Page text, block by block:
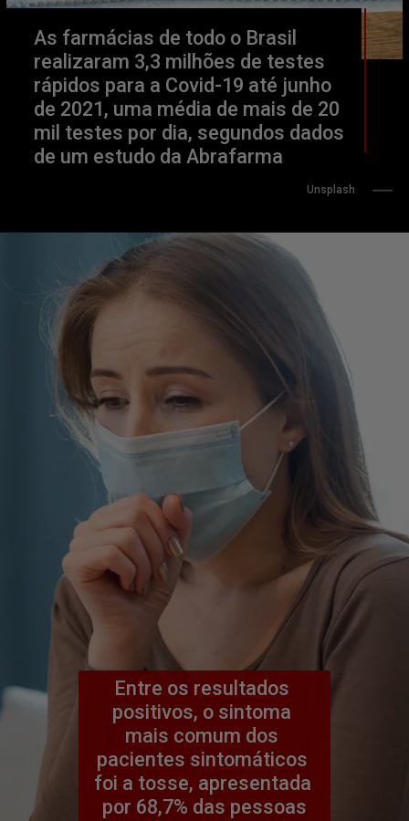
As farmácias de todo o Brasil
realizaram 3,3 milhões de testes
rápidos para a Covid-19 até junho
de 2021, uma média de mais de 20
mil testes por dia, segundos dados
Unsplash
Entre os resultados
positivos, o sintoma
mais comum dos
pacientes sintomáticos
foi a tosse, apresentada
por 68,7% das pessoas